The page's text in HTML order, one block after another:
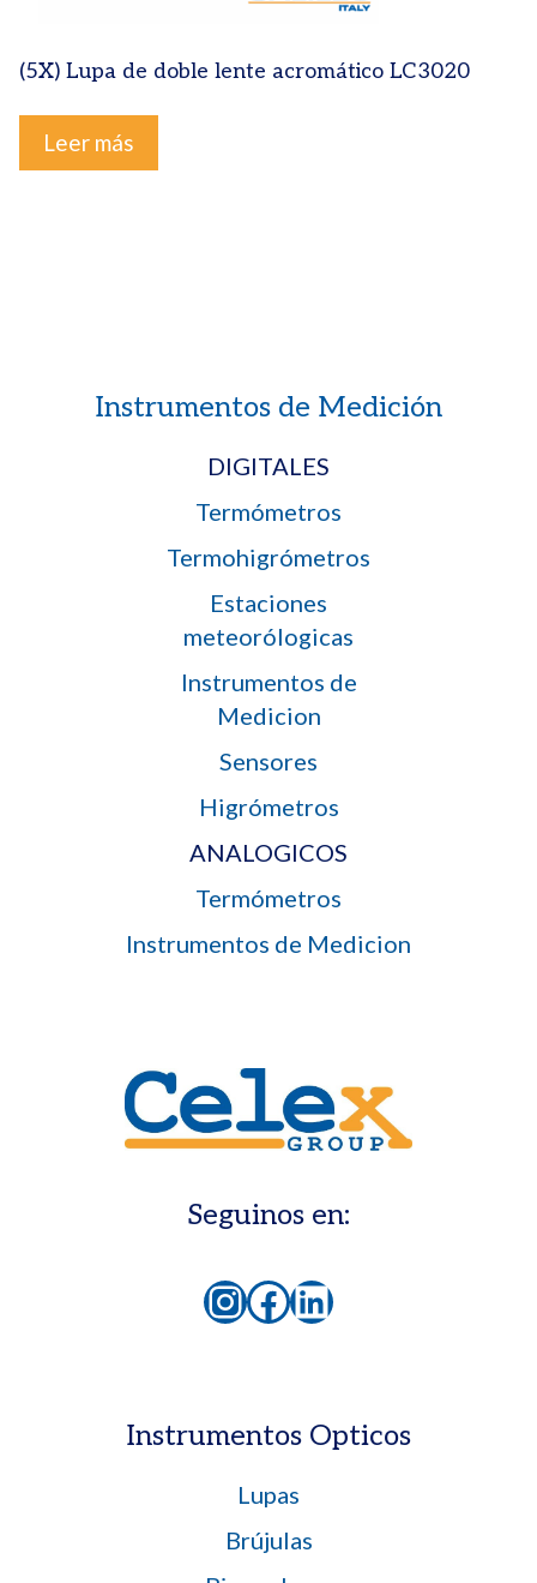
(5X) Lupa de doble lente acromático LC3020
Leer más
Instrumentos de Medición
DIGITALES
Termómetros
Termohigrómetros
Estaciones
meteorólogicas
Instrumentos de
Medicion
Sensores
Higrómetros
ANALOGICOS
Termómetros
Instrumentos de Medicion
Seguinos en:
Instagram
Facebook
LinkedIn
Instrumentos Opticos
Lupas
Brújulas